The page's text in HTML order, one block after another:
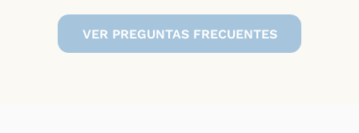
VER PREGUNTAS FRECUENTES